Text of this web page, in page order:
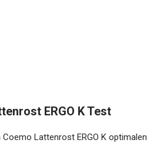
ERGO K Test
Coemo Lattenrost ERGO K optimalen